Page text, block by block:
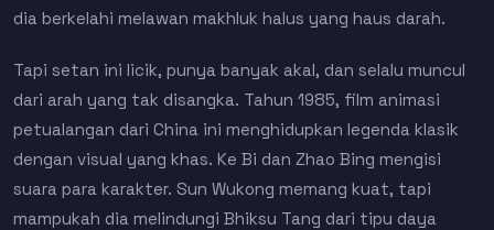
dia berkelahi melawan makhluk halus yang haus darah.
Tapi setan ini licik, punya banyak akal, dan selalu muncul
dari arah yang tak disangka. Tahun 1985, film animasi
petualangan dari China ini menghidupkan legenda klasik
dengan visual yang khas. Ke Bi dan Zhao Bing mengisi
suara para karakter. Sun Wukong memang kuat, tapi
mampukah dia melindungi Bhiksu Tang dari tipu daya